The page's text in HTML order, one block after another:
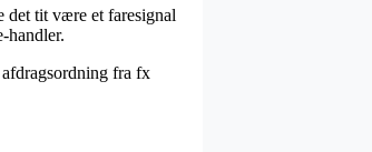
det tit være et faresignal
handler.
fra fx